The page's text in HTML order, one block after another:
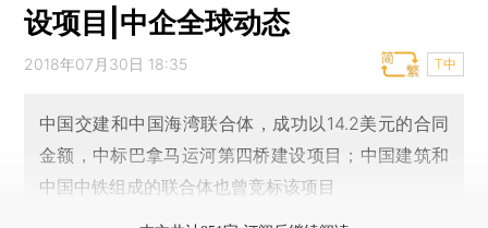
设项目|中企全球动态
2018年07月30日 18:35 T中
中国交建和中国海湾联合体，成功以14.2美元的合同
金额，中标巴拿马运河第四桥建设项目；中国建筑和
中国中铁组成的联合体也曾竞标该项目